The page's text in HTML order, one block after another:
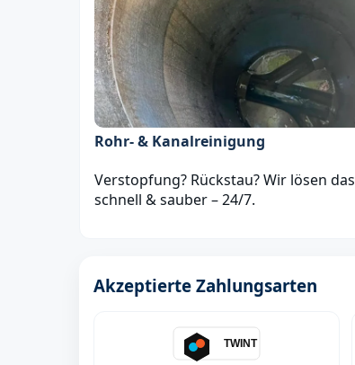
Rohr- & Kanalreinigung
Verstopfung? Rückstau? Wir lösen das
schnell & sauber – 24/7.
Akzeptierte Zahlungsarten
TWINT